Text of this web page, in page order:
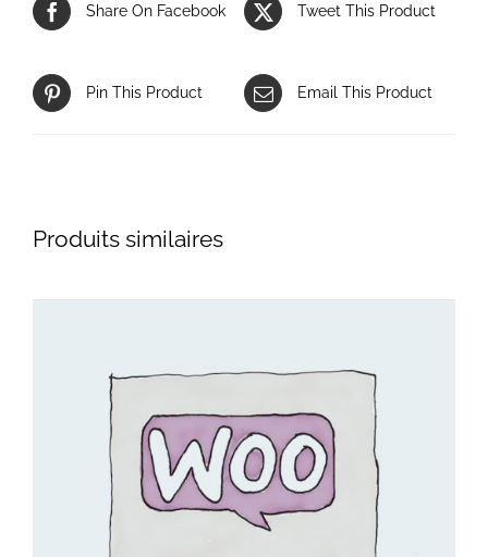
Share On Facebook Tweet This Product
Pin This Product Email This Product
Produits similaires